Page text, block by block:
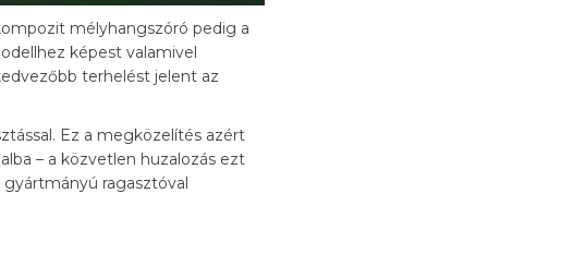
mélyhangszóró pedig a
képest valamivel
terhelést jelent az
Ez a megközelítés azért
– a közvetlen huzalozás ezt
ragasztóval